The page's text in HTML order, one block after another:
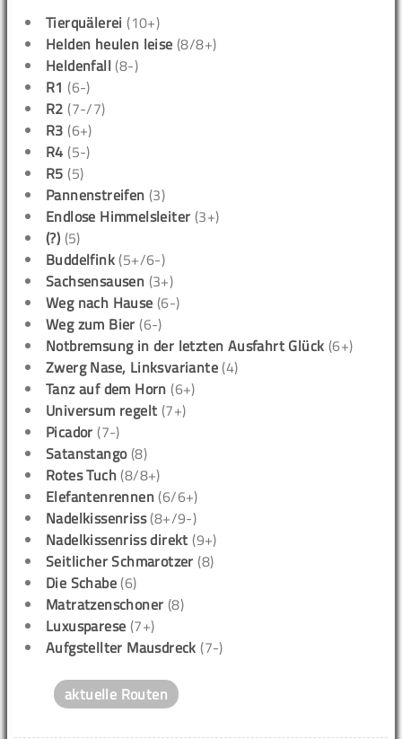
Tierquälerei (10+)
Helden heulen leise (8/8+)
Heldenfall (8-)
R1 (6-)
R2 (7-/7)
R3 (6+)
R4 (5-)
R5 (5)
Pannenstreifen (3)
Endlose Himmelsleiter (3+)
(?) (5)
Buddelfink (5+/6-)
Sachsensausen (3+)
Weg nach Hause (6-)
Weg zum Bier (6-)
Notbremsung in der letzten Ausfahrt Glück (6+)
Zwerg Nase, Linksvariante (4)
Tanz auf dem Horn (6+)
Universum regelt (7+)
Picador (7-)
Satanstango(8)
Rotes Tuch (8/8+)
Elefantenrennen (6/6+)
Nadelkissenriss(8+/9-)
Nadelkissenriss direkt (9+)
Seitlicher Schmarotzer (8)
Die Schabe (6)
Matratzenschoner (8)
Luxusparese (7+)
Aufgstellter Mausdreck (7-)
aktuelle Routen